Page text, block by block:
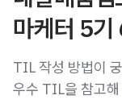
마케터 5
TIL 작성 방법이
우수 TIL을 참고해